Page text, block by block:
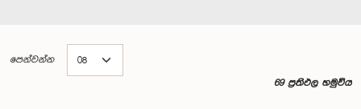
පෙන්වන්න
69 ප්‍රතිඵල හමුවිය